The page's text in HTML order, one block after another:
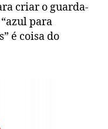
criar o guarda-
para
é coisa do